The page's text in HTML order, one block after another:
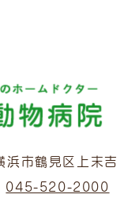
浜市鶴見区上末
045-520-2000